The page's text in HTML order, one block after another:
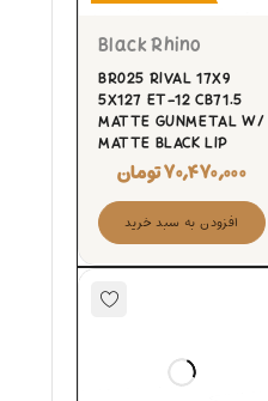
Black Rhino
BR025 RIVAL 17X9
5X127 ET-12 CB71.5
MATTE GUNMETAL W/
MATTE BLACK LIP
۷۰,۴۷۰,۰۰۰تومان
افزودن به سبد خرید